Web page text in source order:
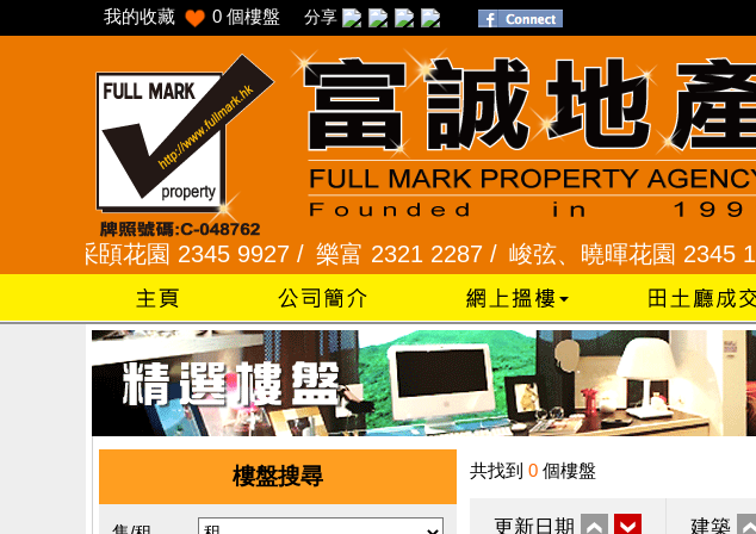
我的收藏 0 個樓盤 分享
采頣花園 2345 9927 /樂富 2321 2287 /峻弦、曉暉花園 2345 1286 /
樓盤搜尋 共找到 0 個樓盤
更新日期 建築